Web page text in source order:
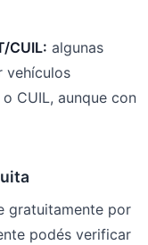
CUIL: algunas
vehículos
CUIL, aunque con
gratuitamente por
podés verificar